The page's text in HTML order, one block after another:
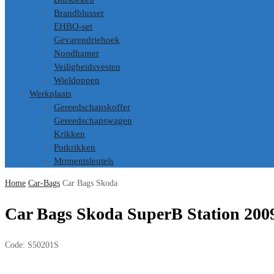
Brandblusser
EHBO-set
Gevarendriehoek
Noodhamer
Veiligheidsvesten
Wieldoppen
Werkplaats
Gereedschapskoffer
Gereedschapswagen
Krikken
Potkrikken
Momentsleutels
Home Car-Bags Car Bags Skoda
Car Bags Skoda SuperB Station
Code: S50201S